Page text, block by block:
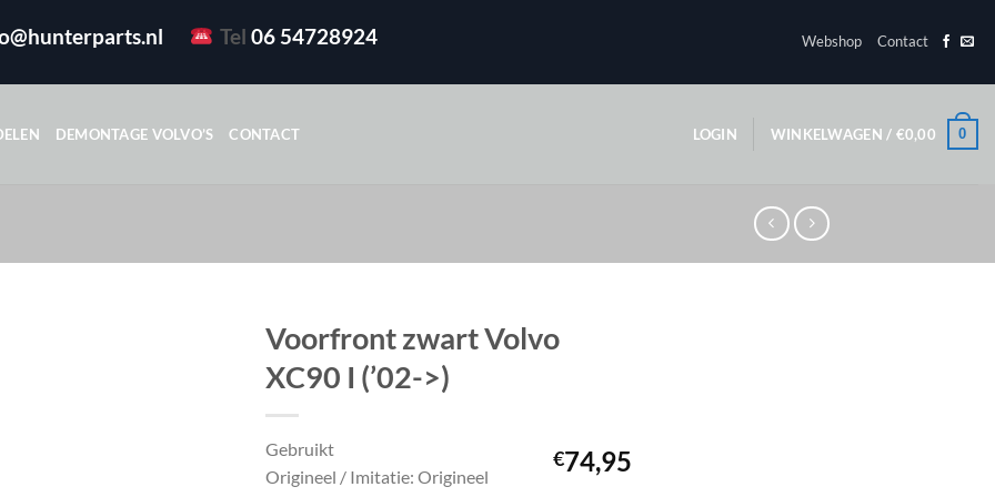
Tel 06 54728924 Webshop Contact
DEMONTAGE VOLVO’S CONTACT LOGIN WINKELWAGEN / €0,00 0
Voorfront zwart Volvo
XC90 I (’02->)
€74,95
Gebruikt
Origineel / Imitatie: Origineel